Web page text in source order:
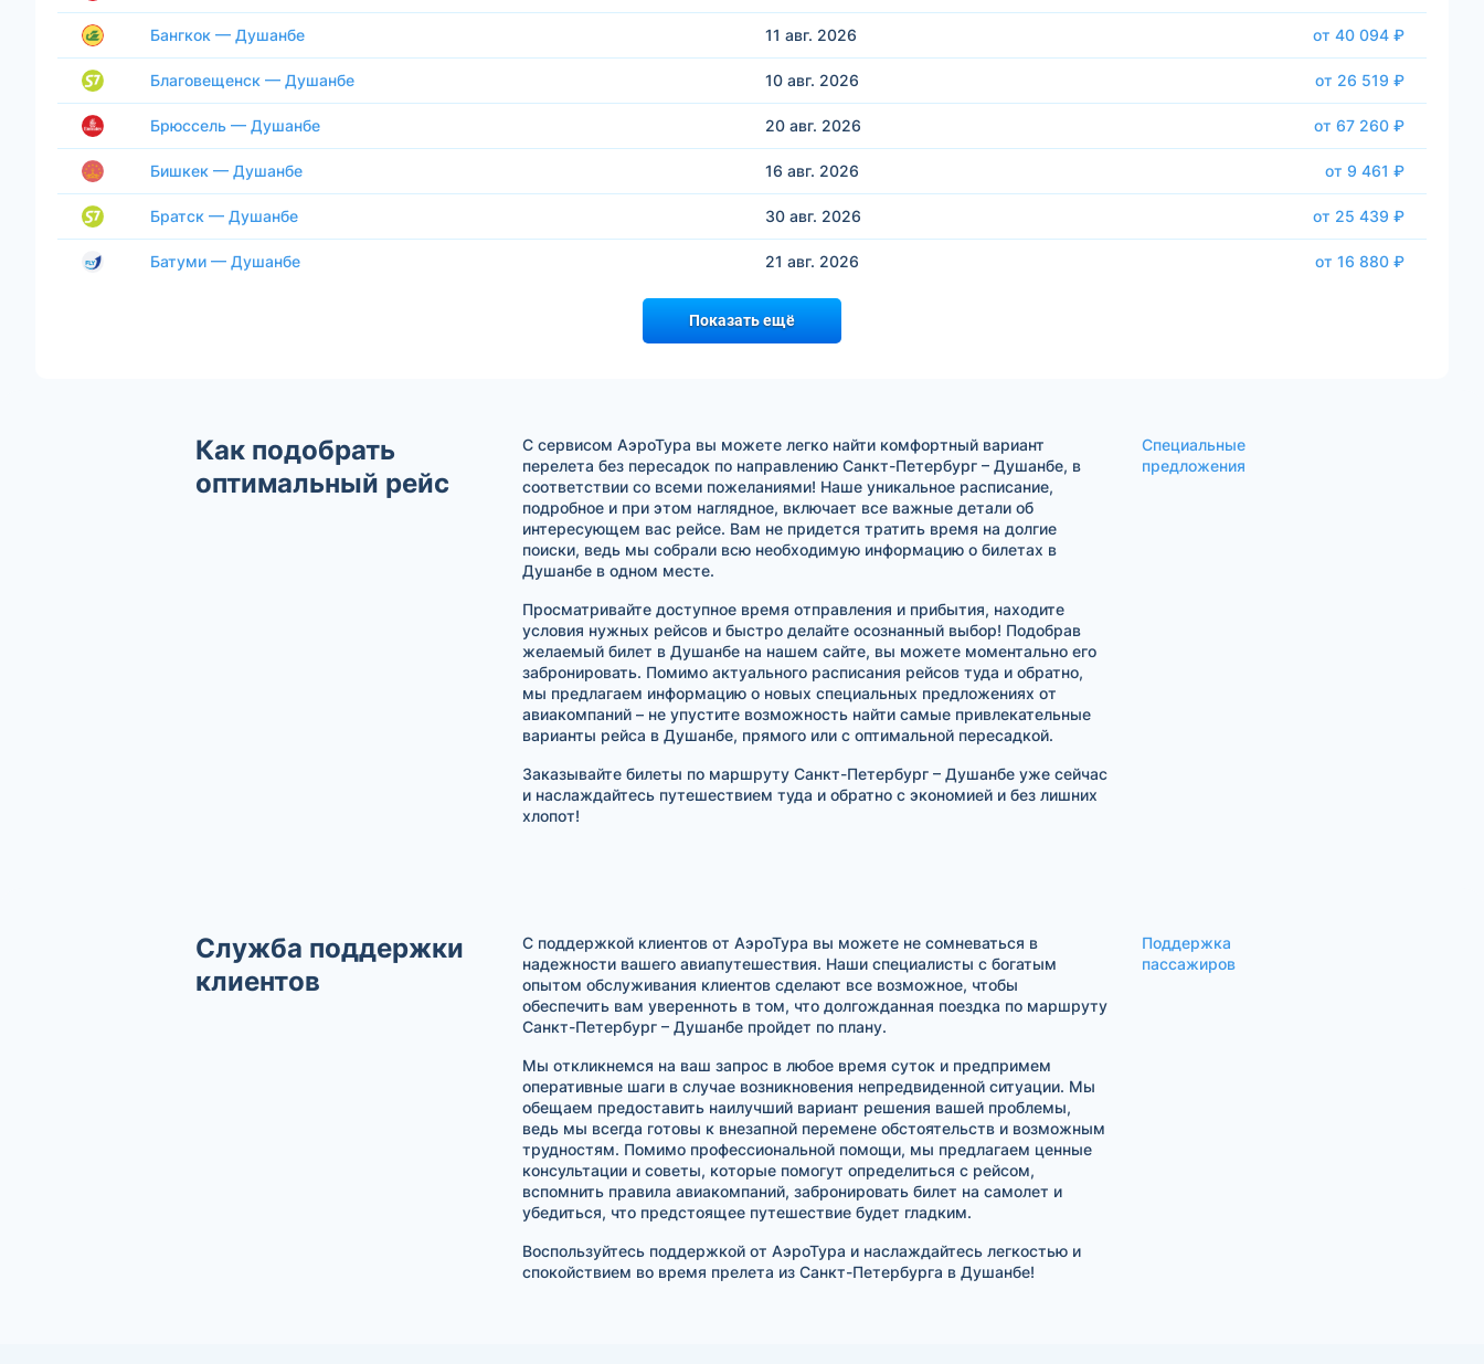
Бангкок — Душанбе 11 авг. 2026 от 40 094 ₽
Благовещенск — Душанбе 10 авг. 2026 от 26 519 ₽
Брюссель — Душанбе 20 авг. 2026 от 67 260 ₽
Бишкек — Душанбе 16 авг. 2026 от 9 461 ₽
Братск — Душанбе 30 авг. 2026 от 25 439 ₽
Батуми — Душанбе 21 авг. 2026 от 16 880 ₽
Показать ещё
Как подобрать
оптимальный рейс
С сервисом АэроТура вы можете легко найти комфортный вариант
перелета без пересадок по направлению Санкт-Петербург – Душанбе, в
соответствии со всеми пожеланиями! Наше уникальное расписание,
подробное и при этом наглядное, включает все важные детали об
интересующем вас рейсе. Вам не придется тратить время на долгие
поиски, ведь мы собрали всю необходимую информацию о билетах в
Душанбе в одном месте.
Просматривайте доступное время отправления и прибытия, находите
условия нужных рейсов и быстро делайте осознанный выбор! Подобрав
желаемый билет в Душанбе на нашем сайте, вы можете моментально его
забронировать. Помимо актуального расписания рейсов туда и обратно,
мы предлагаем информацию о новых специальных предложениях от
авиакомпаний – не упустите возможность найти самые привлекательные
варианты рейса в Душанбе, прямого или с оптимальной пересадкой.
Заказывайте билеты по маршруту Санкт-Петербург – Душанбе уже сейчас
и наслаждайтесь путешествием туда и обратно с экономией и без лишних
хлопот!
Специальные
предложения
Служба поддержки
клиентов
С поддержкой клиентов от АэроТура вы можете не сомневаться в
надежности вашего авиапутешествия. Наши специалисты с богатым
опытом обслуживания клиентов сделают все возможное, чтобы
обеспечить вам уверенноть в том, что долгожданная поездка по маршруту
Санкт-Петербург – Душанбе пройдет по плану.
Мы откликнемся на ваш запрос в любое время суток и предпримем
оперативные шаги в случае возникновения непредвиденной ситуации. Мы
обещаем предоставить наилучший вариант решения вашей проблемы,
ведь мы всегда готовы к внезапной перемене обстоятельств и возможным
трудностям. Помимо профессиональной помощи, мы предлагаем ценные
консультации и советы, которые помогут определиться с рейсом,
вспомнить правила авиакомпаний, забронировать билет на самолет и
убедиться, что предстоящее путешествие будет гладким.
Воспользуйтесь поддержкой от АэроТура и наслаждайтесь легкостью и
спокойствием во время прелета из Санкт-Петербурга в Душанбе!
Поддержка
пассажиров